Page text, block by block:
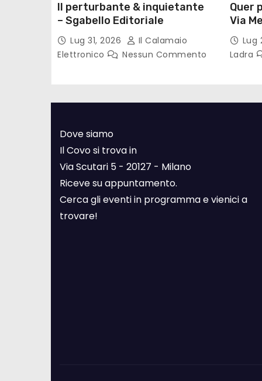
Il perturbante & inquietante
– Sgabello Editoriale
Lug 31, 2026
Il Calamaio
Elettronico
Nessun Commento
Quer
Via
Lug
Ladra
Dove siamo
Il Covo si trova in
Via Scutari 5 - 20127 - Milano
Riceve su appuntamento.
Cerca gli eventi in programma e vienici a
trovare!